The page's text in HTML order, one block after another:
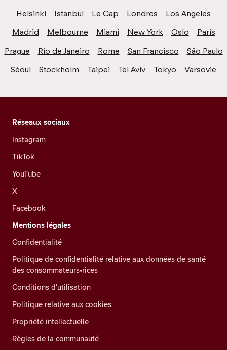
Helsinki
Istanbul Le Cap Londres
Los Angeles
Madrid
Melbourne Miami New York Oslo
Paris
Prague
Rio de Janeiro Rome San Francisco
São Paulo
Séoul
Stockholm Taipei Tel Aviv Tokyo Varsovie
Réseaux sociaux
Instagram
TikTok
YouTube
X
Facebook
Mentions légales
Confidentialité
Politique de confidentialité relative aux données de santé
des consommateurs•rices
Conditions d'utilisation
Politique relative aux cookies
Propriété intellectuelle
Règles de la communauté